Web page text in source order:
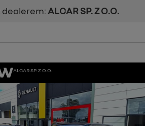
ALCAR SP. Z O.O.
ALCAR SP. Z O.O.